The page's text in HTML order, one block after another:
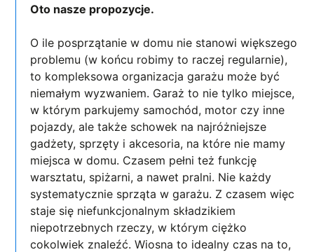
Oto nasze propozycje.
O ile posprzątanie w domu nie stanowi większego
problemu (w końcu robimy to raczej regularnie),
to kompleksowa organizacja garażu może być
niemałym wyzwaniem. Garaż to nie tylko miejsce,
w którym parkujemy samochód, motor czy inne
pojazdy, ale także schowek na najróżniejsze
gadżety, sprzęty i akcesoria, na które nie mamy
miejsca w domu. Czasem pełni też funkcję
warsztatu, spiżarni, a nawet pralni. Nie każdy
systematycznie sprząta w garażu. Z czasem więc
staje się niefunkcjonalnym składzikiem
niepotrzebnych rzeczy, w którym ciężko
cokolwiek znaleźć. Wiosna to idealny czas na to,